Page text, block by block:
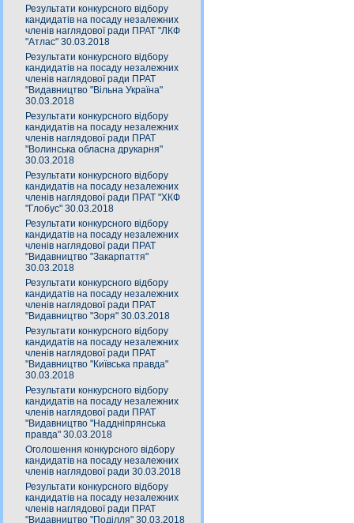
Результати конкурсного відбору
кандидатів на посаду незалежних
членів наглядової ради ПРАТ "ЛКФ
"Атлас" 30.03.2018
Результати конкурсного відбору
кандидатів на посаду незалежних
членів наглядової ради ПРАТ
"Видавництво "Вільна Україна"
30.03.2018
Результати конкурсного відбору
кандидатів на посаду незалежних
членів наглядової ради ПРАТ
"Волинська обласна друкарня"
30.03.2018
Результати конкурсного відбору
кандидатів на посаду незалежних
членів наглядової ради ПРАТ "ХКФ
"Глобус" 30.03.2018
Результати конкурсного відбору
кандидатів на посаду незалежних
членів наглядової ради ПРАТ
"Видавництво "Закарпаття"
30.03.2018
Результати конкурсного відбору
кандидатів на посаду незалежних
членів наглядової ради ПРАТ
"Видавництво "Зоря" 30.03.2018
Результати конкурсного відбору
кандидатів на посаду незалежних
членів наглядової ради ПРАТ
"Видавництво "Київська правда"
30.03.2018
Результати конкурсного відбору
кандидатів на посаду незалежних
членів наглядової ради ПРАТ
"Видавництво "Наддніпрянська
правда" 30.03.2018
Оголошення конкурсного відбору
кандидатів на посаду незалежних
членів наглядової ради 30.03.2018
Результати конкурсного відбору
кандидатів на посаду незалежних
членів наглядової ради ПРАТ
"Видавництво "Поділля" 30.03.2018